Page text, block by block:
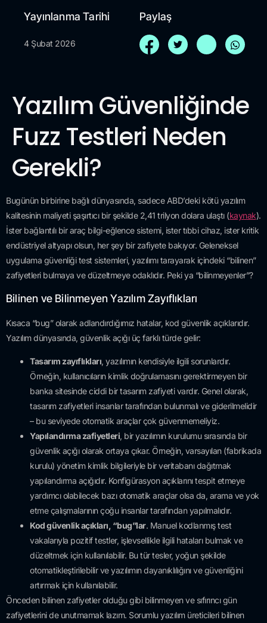
Yayınlanma Tarihi
4 Şubat 2026
Paylaş
Yazılım Güvenliğinde
Fuzz Testleri Neden
Gerekli?
Bugünün birbirine bağlı dünyasında, sadece ABD’deki kötü yazılım
kalitesinin maliyeti şaşırtıcı bir şekilde 2,41 trilyon dolara ulaştı (kaynak).
İster bağlantılı bir araç bilgi-eğlence sistemi, ister tıbbi cihaz, ister kritik
endüstriyel altyapı olsun, her şey bir zafiyete bakıyor. Geleneksel
uygulama güvenliği test sistemleri, yazılımı tarayarak içindeki “bilinen”
zafiyetleri bulmaya ve düzeltmeye odaklıdır. Peki ya “bilinmeyenler”?
Bilinen ve Bilinmeyen Yazılım Zayıflıkları
Kısaca “bug” olarak adlandırdığımız hatalar, kod güvenlik açıklarıdır.
Yazılım dünyasında, güvenlik açığı üç farklı türde gelir:
Tasarım zayıflıkları, yazılımın kendisiyle ilgili sorunlardır.
Örneğin, kullanıcıların kimlik doğrulamasını gerektirmeyen bir
banka sitesinde ciddi bir tasarım zafiyeti vardır. Genel olarak,
tasarım zafiyetleri insanlar tarafından bulunmalı ve giderilmelidir
– bu seviyede otomatik araçlar çok güvenmemeliyiz.
Yapılandırma zafiyetleri, bir yazılımın kurulumu sırasında bir
güvenlik açığı olarak ortaya çıkar. Örneğin, varsayılan (fabrikada
kurulu) yönetim kimlik bilgileriyle bir veritabanı dağıtmak
yapılandırma açığıdır. Konfigürasyon açıklarını tespit etmeye
yardımcı olabilecek bazı otomatik araçlar olsa da, arama ve yok
etme çalışmalarının çoğu insanlar tarafından yapılmalıdır.
Kod güvenlik açıkları, “bug”lar. Manuel kodlanmış test
vakalarıyla pozitif testler, işlevsellikle ilgili hataları bulmak ve
düzeltmek için kullanılabilir. Bu tür tesler, yoğun şekilde
otomatikleştirilebilir ve yazılımın dayanıklılığını ve güvenliğini
artırmak için kullanılabilir.
Önceden bilinen zafiyetler olduğu gibi bilinmeyen ve sıfırıncı gün
zafiyetlerini de unutmamak lazım. Sorumlu yazılım üreticileri bilinen